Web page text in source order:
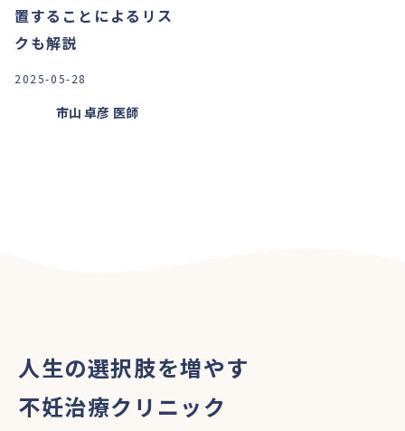
置することによるリス
クも解説
2025-05-28
市山 卓彦 医師
人生の選択肢を増やす
不妊治療クリニック